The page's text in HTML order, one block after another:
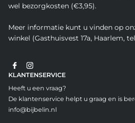
wel bezorgkosten (€3,95).
Meer informatie kunt u vinden op
winkel (Gasthuisvest 17a, Haarlem,
KLANTENSERVICE
Heeft u een vraag?
De klantenservice helpt u graag en is
info@bijbelin.nl